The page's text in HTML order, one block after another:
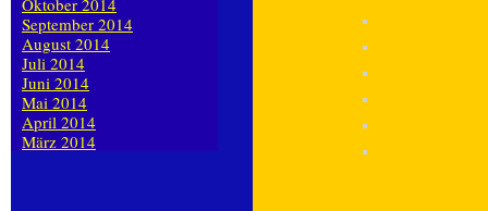
Oktober 2014
September 2014
August 2014
Juli 2014
Juni 2014
Mai 2014
April 2014
März 2014